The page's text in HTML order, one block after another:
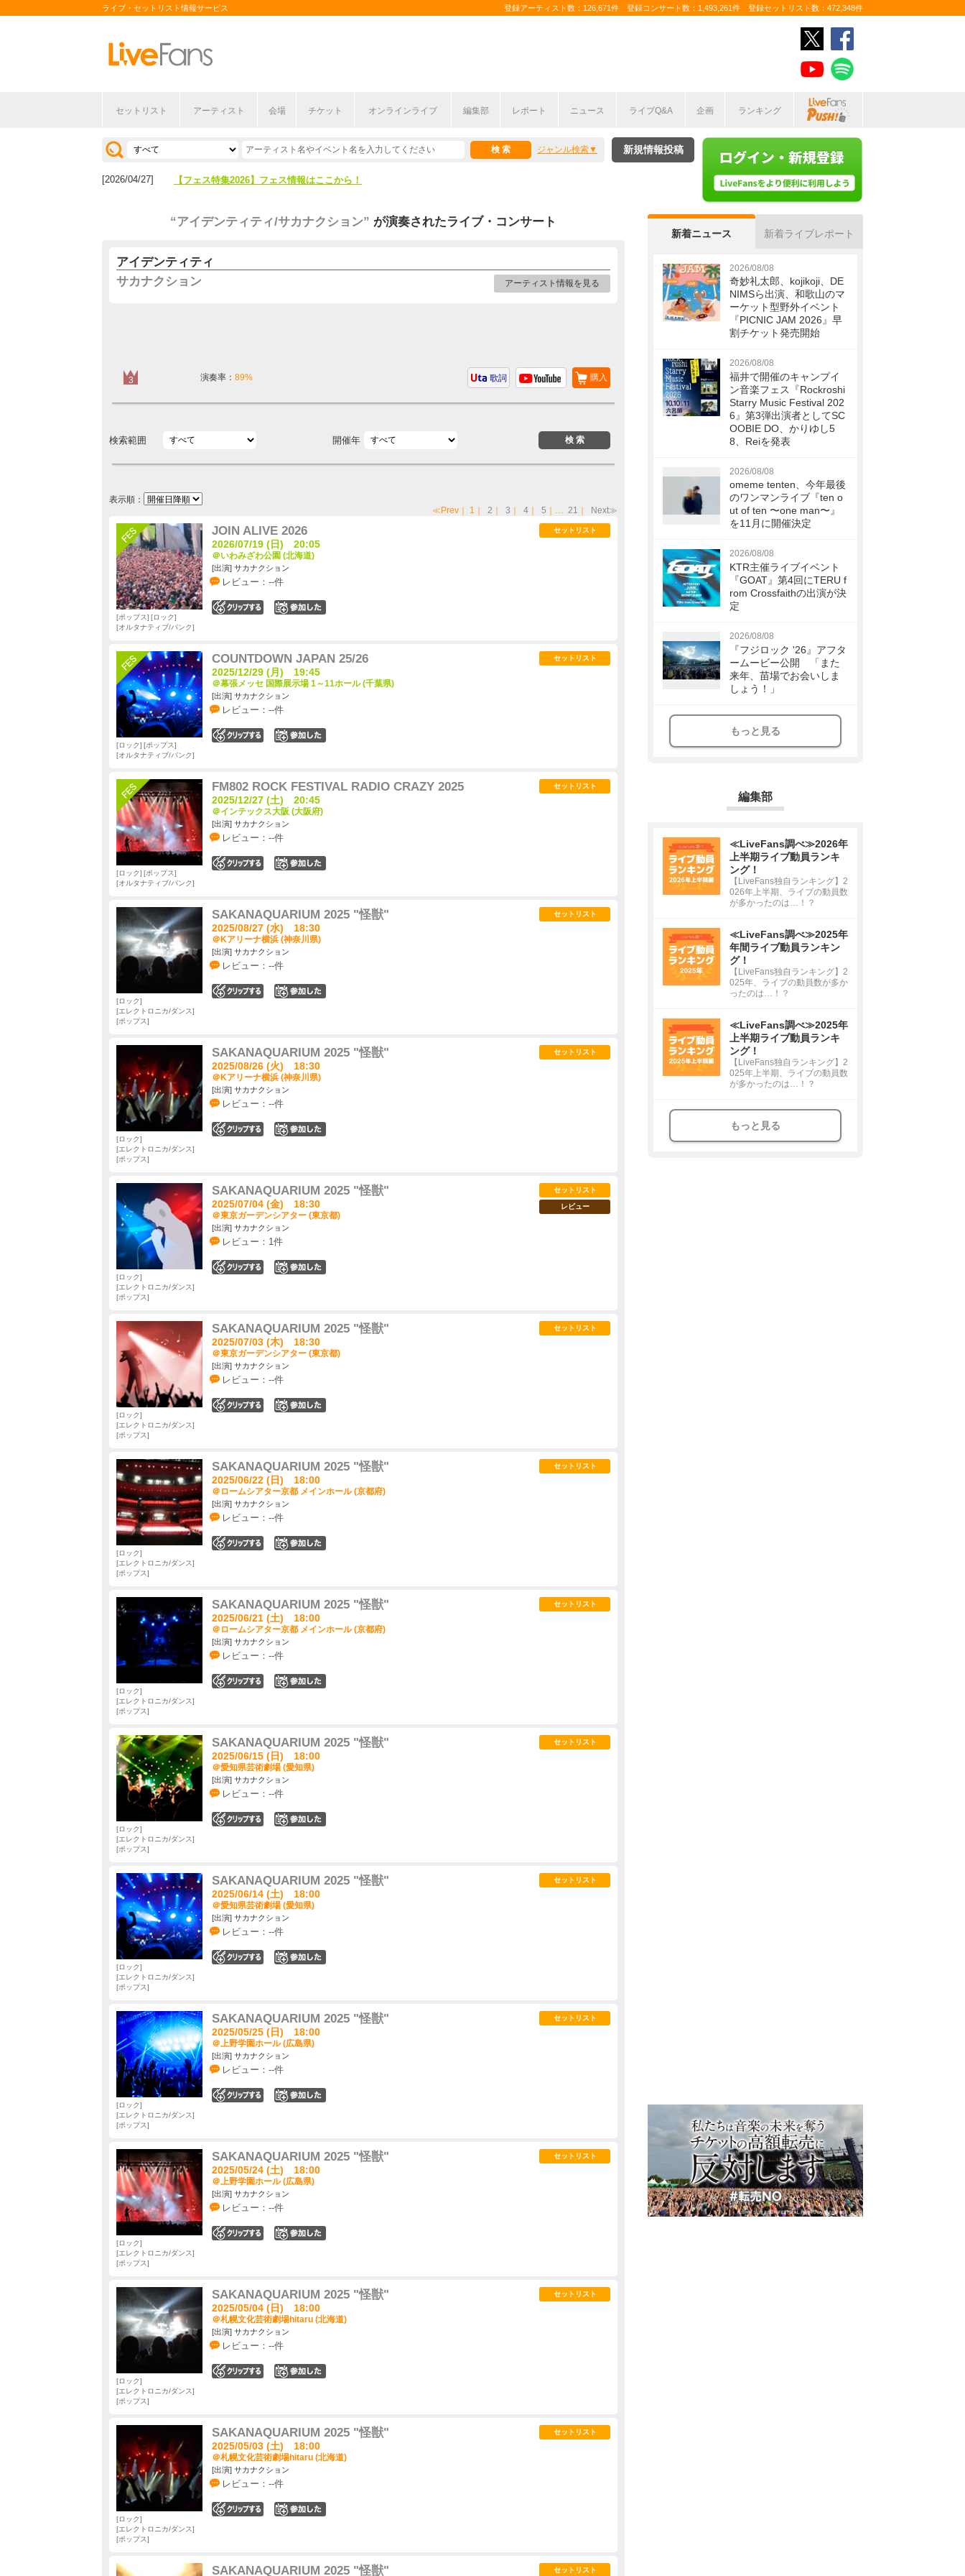
ライブ・セットリスト情報サービス 登録アーティスト数：126,671件 登録コンサート数：1,493,261件 登録セットリスト数：472,348件
セットリスト アーティスト 会場 チケット オンラインライブ 編集部 レポート ニュース ライブQ&A 企画 ランキング
ジャンル検索
[2026/07/28] 【ライブ動員ランキング】2026年上半期編発表！
[2026/04/27] 【フェス特集2026】フェス情報はここから！
新規情報投稿
“アイデンティティ/サカナクション” が演奏されたライブ・コンサート
アイデンティティ
サカナクション
アーティスト情報を見る
3 演奏率： 89% 購入
歌詞
検索範囲 開催年
表示順：
≪Prev ｜ 1 ｜ 2 ｜ 3 ｜ 4 ｜ 5 ｜… 21 ｜ Next≫
JOIN ALIVE 2026
2026/07/19 (日) 20:05
＠いわみざわ公園 (北海道)
[出演] サカナクション
レビュー：--件
セットリスト
ポップス
ロック
オルタナティブ/パンク
COUNTDOWN JAPAN 25/26
2025/12/29 (月) 19:45
＠幕張メッセ 国際展示場 1～11ホール (千葉県)
[出演] サカナクション
レビュー：--件
セットリスト
ロック
ポップス
オルタナティブ/パンク
FM802 ROCK FESTIVAL RADIO CRAZY 2025
2025/12/27 (土) 20:45
＠インテックス大阪 (大阪府)
[出演] サカナクション
レビュー：--件
セットリスト
ロック
ポップス
オルタナティブ/パンク
SAKANAQUARIUM 2025 "怪獣"
2025/08/27 (水) 18:30
＠Kアリーナ横浜 (神奈川県)
[出演] サカナクション
レビュー：--件
セットリスト
ロック
エレクトロニカ/ダンス
ポップス
SAKANAQUARIUM 2025 "怪獣"
2025/08/26 (火) 18:30
＠Kアリーナ横浜 (神奈川県)
[出演] サカナクション
レビュー：--件
セットリスト
ロック
エレクトロニカ/ダンス
ポップス
SAKANAQUARIUM 2025 "怪獣"
2025/07/04 (金) 18:30
＠東京ガーデンシアター (東京都)
[出演] サカナクション
レビュー：1件
セットリスト
レビュー
ロック
エレクトロニカ/ダンス
ポップス
SAKANAQUARIUM 2025 "怪獣"
2025/07/03 (木) 18:30
＠東京ガーデンシアター (東京都)
[出演] サカナクション
レビュー：--件
セットリスト
ロック
エレクトロニカ/ダンス
ポップス
SAKANAQUARIUM 2025 "怪獣"
2025/06/22 (日) 18:00
＠ロームシアター京都 メインホール (京都府)
[出演] サカナクション
レビュー：--件
セットリスト
ロック
エレクトロニカ/ダンス
ポップス
SAKANAQUARIUM 2025 "怪獣"
2025/06/21 (土) 18:00
＠ロームシアター京都 メインホール (京都府)
[出演] サカナクション
レビュー：--件
セットリスト
ロック
エレクトロニカ/ダンス
ポップス
SAKANAQUARIUM 2025 "怪獣"
2025/06/15 (日) 18:00
＠愛知県芸術劇場 (愛知県)
[出演] サカナクション
レビュー：--件
セットリスト
ロック
エレクトロニカ/ダンス
ポップス
SAKANAQUARIUM 2025 "怪獣"
2025/06/14 (土) 18:00
＠愛知県芸術劇場 (愛知県)
[出演] サカナクション
レビュー：--件
セットリスト
ロック
エレクトロニカ/ダンス
ポップス
SAKANAQUARIUM 2025 "怪獣"
2025/05/25 (日) 18:00
＠上野学園ホール (広島県)
[出演] サカナクション
レビュー：--件
セットリスト
ロック
エレクトロニカ/ダンス
ポップス
SAKANAQUARIUM 2025 "怪獣"
2025/05/24 (土) 18:00
＠上野学園ホール (広島県)
[出演] サカナクション
レビュー：--件
セットリスト
ロック
エレクトロニカ/ダンス
ポップス
SAKANAQUARIUM 2025 "怪獣"
2025/05/04 (日) 18:00
＠札幌文化芸術劇場hitaru (北海道)
[出演] サカナクション
レビュー：--件
セットリスト
ロック
エレクトロニカ/ダンス
ポップス
SAKANAQUARIUM 2025 "怪獣"
2025/05/03 (土) 18:00
＠札幌文化芸術劇場hitaru (北海道)
[出演] サカナクション
レビュー：--件
セットリスト
ロック
エレクトロニカ/ダンス
ポップス
SAKANAQUARIUM 2025 "怪獣" セットリスト
新着ニュース 新着ライブレポート
2026/08/08
奇妙礼太郎、kojikoji、DE
NIMSら出演、和歌山のマ
ーケット型野外イベント
『PICNIC JAM 2026』早
割チケット発売開始
2026/08/08
福井で開催のキャンプイ
ン音楽フェス『Rockroshi
Starry Music Festival 202
6』第3弾出演者としてSC
OOBIE DO、かりゆし5
8、Reiを発表
2026/08/08
omeme tenten、今年最後
のワンマンライブ『ten o
ut of ten 〜one man〜』
を11月に開催決定
2026/08/08
KTR主催ライブイベント
『GOAT』第4回にTERU f
rom Crossfaithの出演が決
定
2026/08/08
『フジロック '26』アフタ
ームービー公開 「また
来年、苗場でお会いしま
しょう！」
もっと見る
編集部
≪LiveFans調べ≫2026年
上半期ライブ動員ランキ
ング！
【LiveFans独自ランキング】2
026年上半期、ライブの動員数
が多かったのは…！？
≪LiveFans調べ≫2025年
年間ライブ動員ランキン
グ！
【LiveFans独自ランキング】2
025年、ライブの動員数が多か
ったのは…！？
≪LiveFans調べ≫2025年
上半期ライブ動員ランキ
ング！
【LiveFans独自ランキング】2
025年上半期、ライブの動員数
が多かったのは…！？
もっと見る